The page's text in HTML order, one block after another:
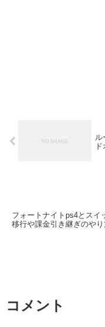
フォートナイトps4とスイ
移行や課金引き継ぎのや
コメント